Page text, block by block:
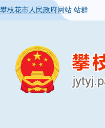
攀枝花市人民政府网站 站群